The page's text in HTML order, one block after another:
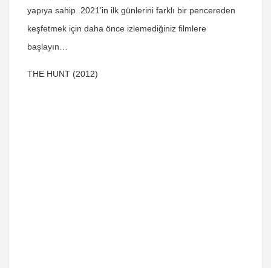
yapıya sahip. 2021’in ilk günlerini farklı bir pencereden
keşfetmek için daha önce izlemediğiniz filmlere
başlayın…
THE HUNT (2012)